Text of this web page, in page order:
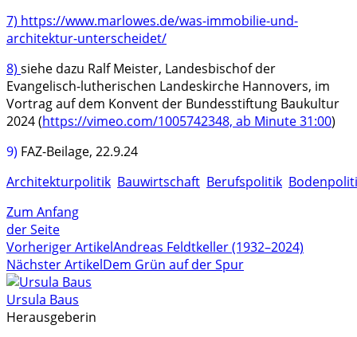
7) https://www.marlowes.de/was-immobilie-und-
architektur-unterscheidet/
8) siehe dazu Ralf Meister, Landesbischof der
Evangelisch-lutherischen Landeskirche Hannovers, im
Vortrag auf dem Konvent der Bundesstiftung Baukultur
2024 (https://vimeo.com/1005742348, ab Minute 31:00)
9) FAZ-Beilage, 22.9.24
Architekturpolitik Bauwirtschaft Berufspolitik
Zum Anfang
der Seite
Vorheriger ArtikelAndreas Feldtkeller (1932–2024)
Nächster ArtikelDem Grün auf der Spur
Ursula Baus
Herausgeberin